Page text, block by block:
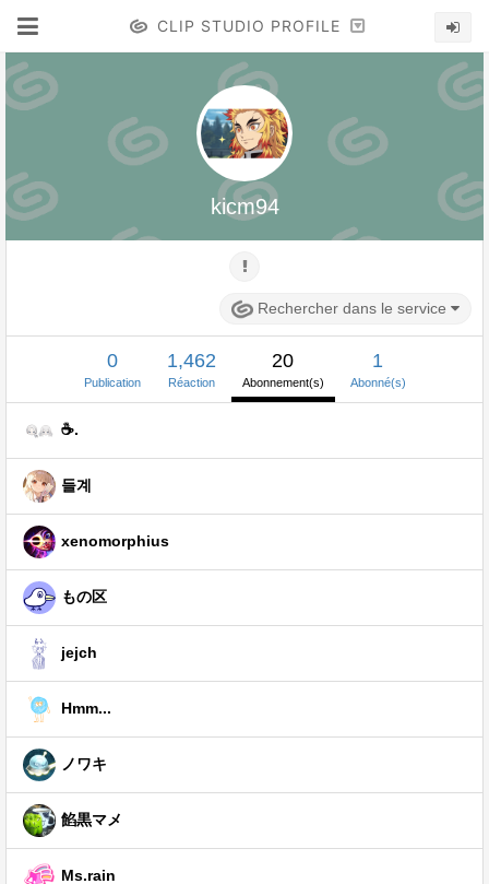
CLIP STUDIO PROFILE
kicm94
Rechercher dans le service
0
Publication
1,462
Réaction
20
Abonnement(s)
1
Abonné(s)
☕.
들계
xenomorphius
もの区
jejch
Hmm...
ノワキ
餡黒マメ
Ms.rain